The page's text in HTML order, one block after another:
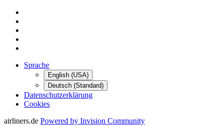
Sprache
English (USA)
Deutsch (Standard)
Datenschutzerklärung
Cookies
airliners.de Powered by Invision Community